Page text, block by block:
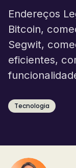
Endereços
Bitcoin,
Segwit,
eficientes,
Tecnologia